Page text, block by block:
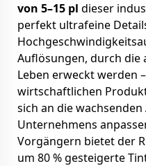
von 5–15 pl dieser
perfekt ultrafeine
Auflösungen, durch die
Leben erweckt werden
wirtschaftlichen
sich an die
Unternehmens
Vorgängern bietet der
um 80 % gesteigerte